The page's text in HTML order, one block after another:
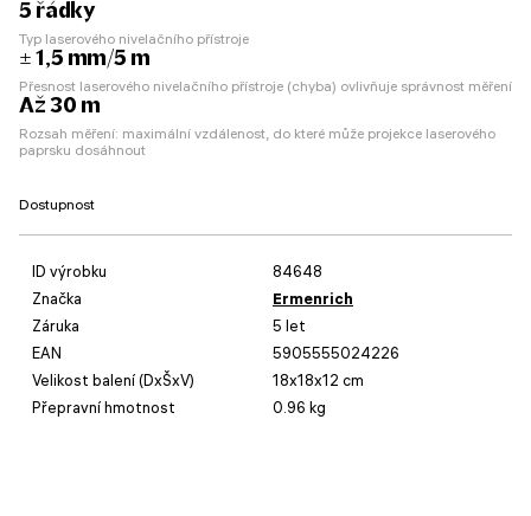
5 řádky
Typ laserového nivelačního přístroje
± 1,5 mm/5 m
Přesnost laserového nivelačního přístroje (chyba) ovlivňuje správnost měření
Až 30 m
Rozsah měření: maximální vzdálenost, do které může projekce laserového
paprsku dosáhnout
Dostupnost
ID výrobku
84648
Značka
Ermenrich
Záruka
5 let
EAN
5905555024226
Velikost balení (DxŠxV)
18x18x12 cm
Přepravní hmotnost
0.96 kg